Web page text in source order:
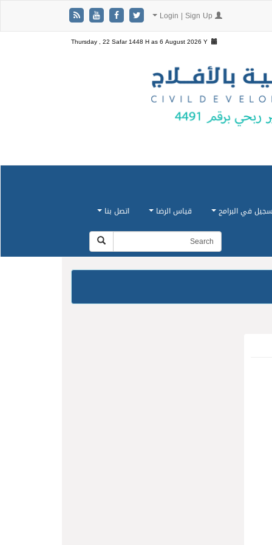
Thursday , 22 Safar 1448 H as6 August 2026 Y
في البرامج قياس الرضا اتصل بنا